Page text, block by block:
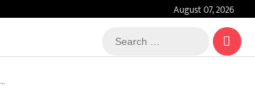
August 07, 2026
Search
…